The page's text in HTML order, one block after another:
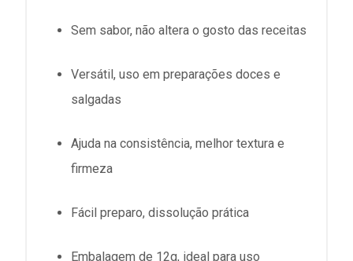
Sem sabor, não altera o gosto das receitas
Versátil, uso em preparações doces e
salgadas
Ajuda na consistência, melhor textura e
firmeza
Fácil preparo, dissolução prática
Embalagem de 12g, ideal para uso